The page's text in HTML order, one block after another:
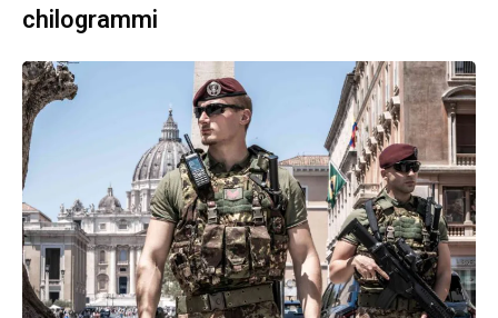
chilogrammi